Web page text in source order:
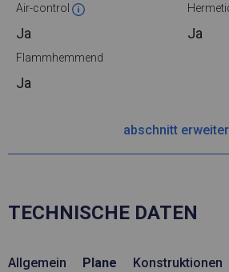
Air-control
Ja Ja
Flammhemmend
Ja
abschnitt
TECHNISCHE DATEN
Allgemein Plane Konstruktionen